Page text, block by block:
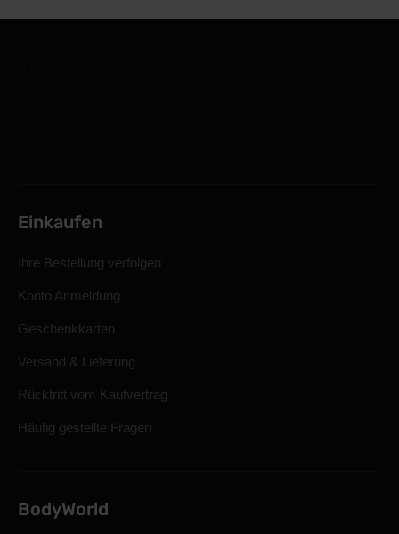
Einkaufen
Ihre Bestellung verfolgen
Konto Anmeldung
Geschenkkarten
Versand & Lieferung
Rücktritt vom Kaufvertrag
Häufig gestellte Fragen
BodyWorld